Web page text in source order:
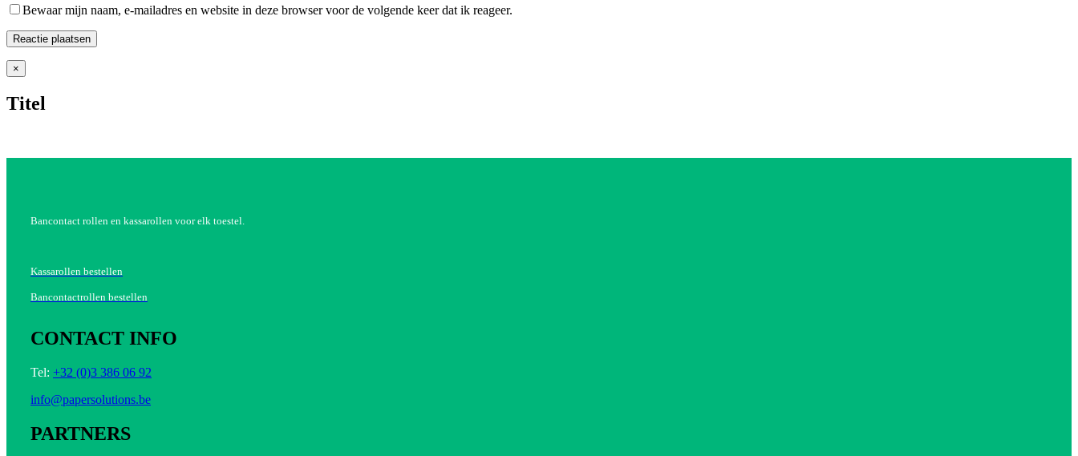
Bewaar mijn naam, e-mailadres en website in deze browser voor de volgende keer dat ik reageer.
Close
product
view
×
Titel
Bancontact rollen en kassarollen voor elk toestel.
Kassarollen bestellen
Bancontactrollen bestellen
CONTACT INFO
Tel: +32 (0)3 386 06 92
info@papersolutions.be
PARTNERS